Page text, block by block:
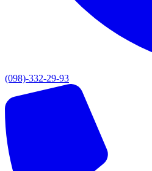
(098)-332-29-93